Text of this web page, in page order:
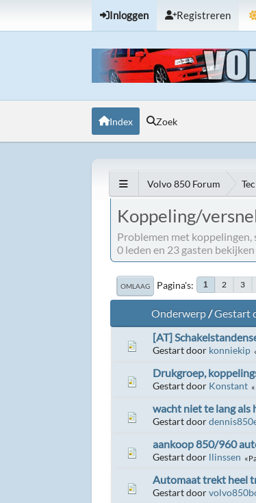
Inloggen Registreren
Index Zoek
Volvo 850 Forum
Koppeling/
Problemen met koppelingen,
0 leden en 23 gasten
OMLAAG Pagina's 1 2 3
Onderwerp/Gestart
[AT]
Gestart door konniekip
Drukgroep,
Gestart door Konstant
wacht niet te lang als
Gestart door
aankoop 850/960
Gestart door llinssen
Automaat trekt heel
Gestart door